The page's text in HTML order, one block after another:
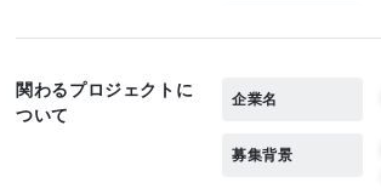
関わるプロジェクトに
ついて
企業名
募集背景